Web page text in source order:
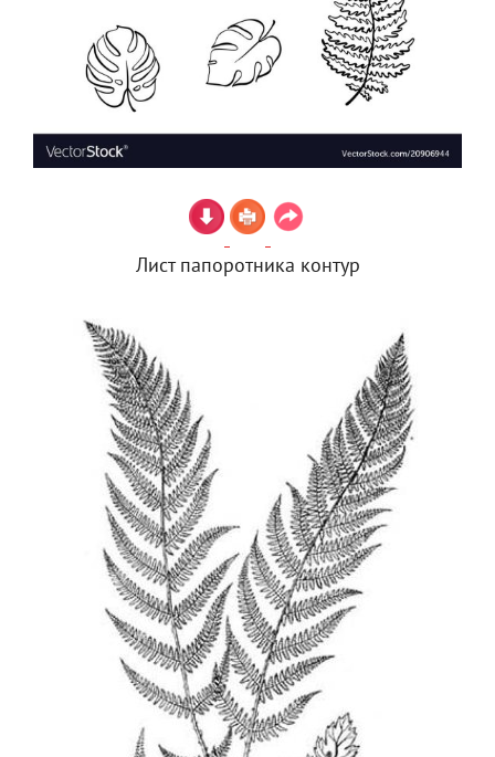
Лист папоротника контур